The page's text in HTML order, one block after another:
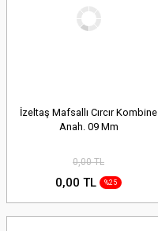
İzeltaş Mafsallı Cırcır Kombine
Anah. 09 Mm
0,00 TL
0,00 TL %25